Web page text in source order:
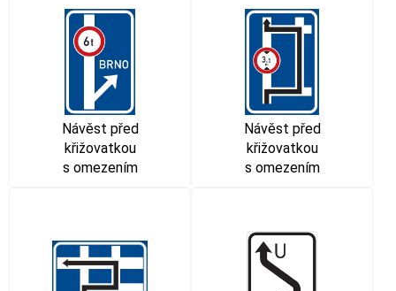
Návěst před
křižovatkou
s omezením
Návěst před
křižovatkou
s omezením